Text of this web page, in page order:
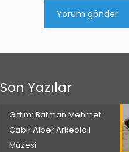
Son Yazılar
Gittim: Batman Mehmet
Cabir Alper Arkeoloji
Müzesi